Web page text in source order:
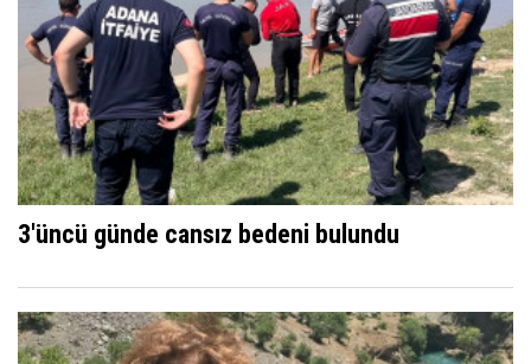
3'üncü günde cansız bedeni bulundu